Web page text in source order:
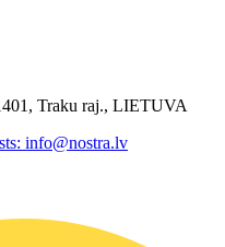
Traku raj., LIETUVA
info@nostra.lv